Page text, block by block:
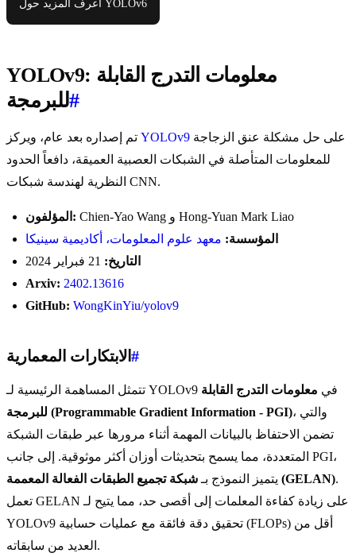
اعرف المزيد حول YOLOv6
YOLOv9: معلومات التدرج القابلة
للبرمجة#
YOLOv9
للمعلومات المتأصلة في الشبكات العصبية العميقة، دافعاً الحدود
النظرية لهندسة شبكات CNN.
المؤلفون:
Chien-Yao Wang و Hong-Yuan Mark Liao
المؤسسة: معهد علوم المعلومات، أكاديمية سينيكا
التاريخ:
Arxiv: 2402.13616
GitHub: WongKinYiu/yolov9
الابتكارات المعمارية#
تتمثل المساهمة الرئيسية لـ YOLOv9 في معلومات التدرج القابلة
للبرمجة (Programmable Gradient Information - PGI)، والتي
تضمن الاحتفاظ بالبيانات المهمة أثناء مرورها عبر طبقات الشبكة
المتعددة، مما يسمح بتحديثات أوزان أكثر موثوقية. إلى جانب PGI،
يتميز النموذج بـ شبكة تجميع الطبقات الفعالة المعممة (GELAN).
تعمل GELAN على زيادة كفاءة المعلمات إلى أقصى حد، مما يتيح لـ
YOLOv9 تحقيق دقة فائقة مع عمليات حسابية (FLOPs) أقل من
العديد من سابقاته.